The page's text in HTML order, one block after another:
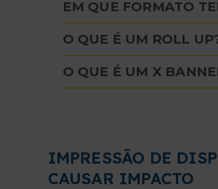
EM QUE FORMATO
O QUE É UM ROLL
O QUE É UM X
IMPRESSÃO DE
CAUSAR IMPACTO